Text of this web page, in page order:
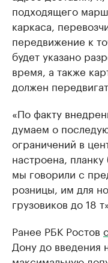
подходящего
каркаса,
передвижение к
будет указано
время, а также
должен
«По факту
думаем о
ограничений в
настроена,
мы говорили с
розницы, им для
грузовиков до 18
Ранее РБК Ростов
Дону до введения